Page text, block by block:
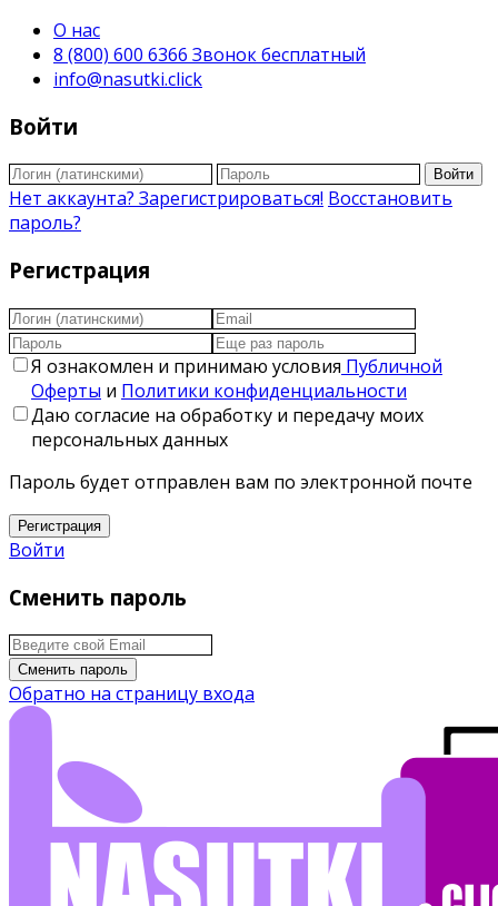
О нас
8 (800) 600 6366 Звонок бесплатный
info@nasutki.click
Войти
Войти
Нет аккаунта? Зарегистрироваться! Восстановить
пароль?
Регистрация
Я ознакомлен и принимаю условия Публичной
Оферты и Политики конфиденциальности
Даю согласие на обработку и передачу моих
персональных данных
Пароль будет отправлен вам по электронной почте
Регистрация
Войти
Сменить пароль
Сменить пароль
Обратно на страницу входа